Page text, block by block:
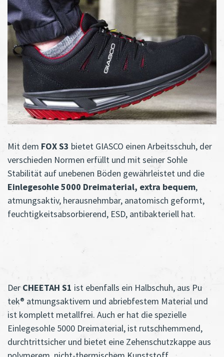
Mit dem FOX S3 bietet GIASCO einen Arbeitsschuh, der
verschieden Normen erfüllt und mit seiner Sohle
Stabilität auf unebenen Böden gewährleistet und die
Einlegesohle 5000 Dreimaterial, extra bequem,
atmungsaktiv, herausnehmbar, anatomisch geformt,
feuchtigkeitsabsorbierend, ESD, antibakteriell hat.
DerCHEETAH S1 ist ebenfalls ein Halbschuh, aus Pu
tek® atmungsaktivem und abriebfestem Material und
ist komplett metallfrei. Auch er hat die spezielle
Einlegesohle 5000 Dreimaterial, ist rutschhemmend,
durchtrittsicher und bietet eine Zehenschutzkappe aus